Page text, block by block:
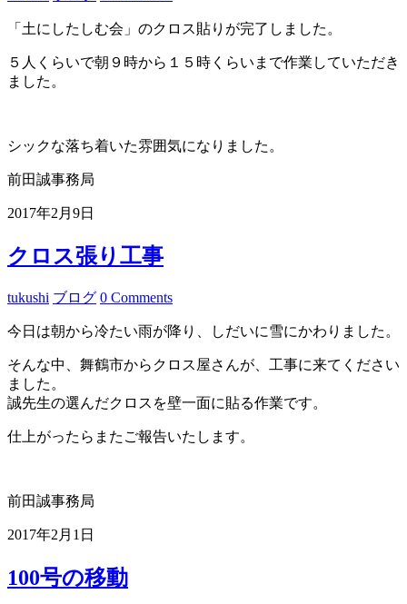
「土にしたしむ会」のクロス貼りが完了しました。
５人くらいで朝９時から１５時くらいまで作業していただき
ました。
シックな落ち着いた雰囲気になりました。
前田誠事務局
2017年2月9日
クロス張り工事
tukushi ブログ 0 Comments
今日は朝から冷たい雨が降り、しだいに雪にかわりました。
そんな中、舞鶴市からクロス屋さんが、工事に来てください
ました。
誠先生の選んだクロスを壁一面に貼る作業です。
仕上がったらまたご報告いたします。
前田誠事務局
2017年2月1日
100号の移動